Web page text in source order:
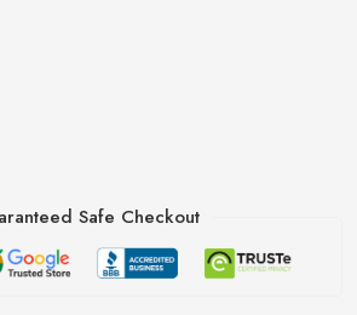
Safe Checkout